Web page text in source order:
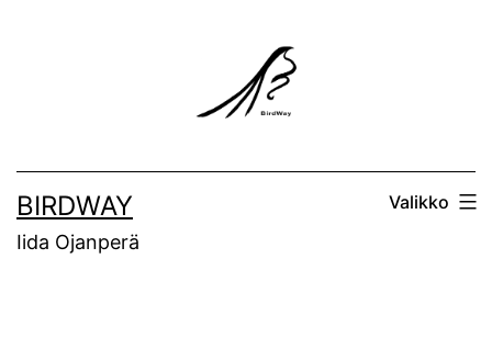
BIRDWAY
Iida Ojanperä
Valikko